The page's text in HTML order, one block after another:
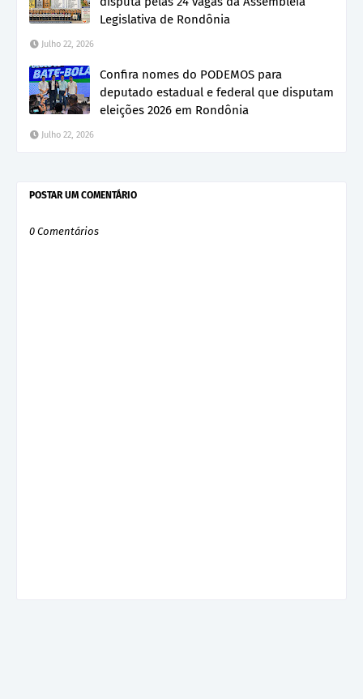
Legislativa de Rondônia
Julho 22, 2026
Confira nomes do PODEMOS para
deputado estadual e federal que disputam
eleições 2026 em Rondônia
Julho 22, 2026
POSTAR UM COMENTÁRIO
0 Comentários